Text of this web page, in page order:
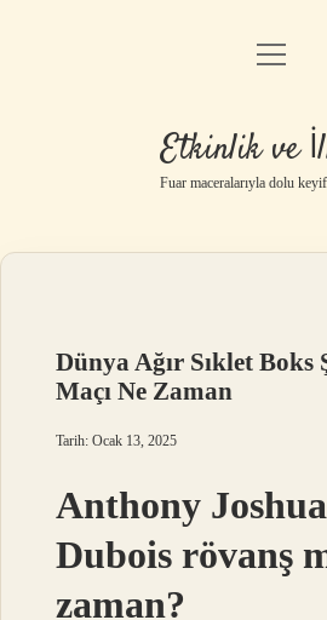
Anasayfa
Gizlilik Politikası
Yasal Uyarı
menüyü
Etkinlik ve
Fuar maceralarıyla dolu
Dünya Ağır Sıklet Boks
Maçı Ne Zaman
Tarih: Ocak 13, 2025
Anthony
Dubois rövanş
zaman?